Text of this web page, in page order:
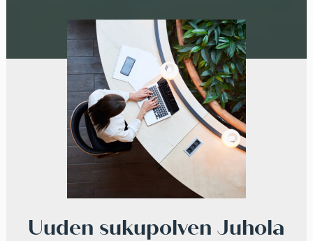
Uuden sukupolven Juhola